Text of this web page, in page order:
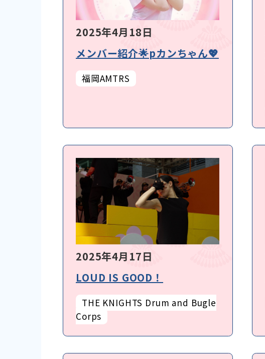
2025年4月18日
メンバー紹介🌟pカンちゃん💖
福岡AMTRS
2025年4月17日
LOUD IS GOOD！
THE KNIGHTS Drum and Bugle
Corps